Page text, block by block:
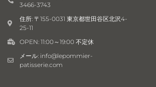
3466-3743
住所: 〒155-0031 東京都世田谷区北沢4-
25-11
OPEN: 11:00～19:00 不定休
メール: info@lepommier-
patisserie.com